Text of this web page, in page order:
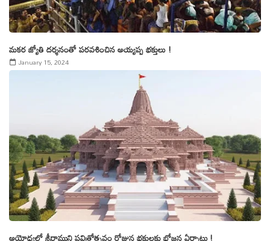
మకర జ్యోతి దర్శనంతో పరవశించిన అయ్యప్ప భక్తులు !
January 15, 2024